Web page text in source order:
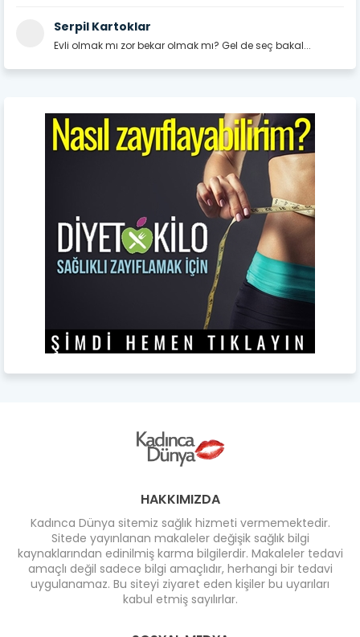
Serpil Kartoklar
Evli olmak mı zor bekar olmak mı? Gel de seç bakal...
HAKKIMIZDA
Kadınca Dünya sitemiz sağlık hizmeti vermemektedir.
Sitede yayınlanan makaleler değişik sağlık bilgi
kaynaklarından edinilmiş karma bilgilerdir. Makaleler tedavi
amaçlı değil sadece bilgi amaçlıdır, herhangi bir tedavi
uygulanamaz. Bu siteyi ziyaret eden kişiler bu uyarıları
kabul etmiş sayılırlar.